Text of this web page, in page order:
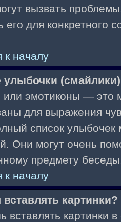
вызвать
его для конкретного
к началу
улыбочки
или эмотиконы — это
для выражения
список
Они могут очень
предмету
к началу
картинки?
вставлять картинки